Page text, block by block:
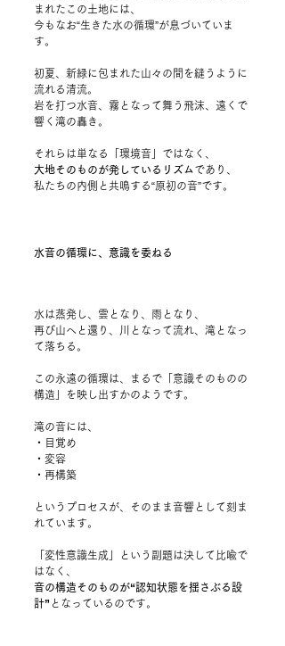
まれたこの土地には、
今もなお“生きた水の循環”が息づいていま
す。
初夏、新緑に包まれた山々の間を縫うように
流れる清流。
岩を打つ水音、霧となって舞う飛沫、遠くで
響く滝の轟き。
それらは単なる「環境音」ではなく、
大地そのものが発しているリズムであり、
私たちの内側と共鳴する“原初の音”です。
水音の循環に、意識を委ねる
水は蒸発し、雲となり、雨となり、
再び山へと還り、川となって流れ、滝となっ
て落ちる。
この永遠の循環は、まるで「意識そのものの
構造」を映し出すかのようです。
滝の音には、
・目覚め
・変容
・再構築
というプロセスが、そのまま音響として刻ま
れています。
「変性意識生成」という副題は決して比喩で
はなく、
音の構造そのものが“認知状態を揺さぶる設
計” となっているのです。